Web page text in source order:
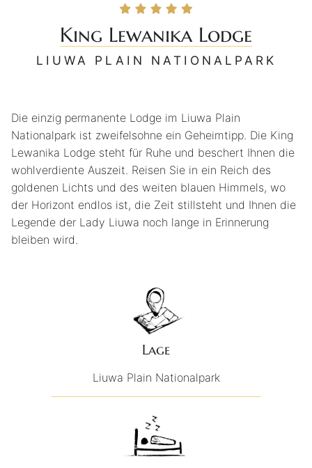
King Lewanika Lodge
LIUWA PLAIN NATIONALPARK
Die einzig permanente Lodge im Liuwa Plain
Nationalpark ist zweifelsohne ein Geheimtipp. Die King
Lewanika Lodge steht für Ruhe und beschert Ihnen die
wohlverdiente Auszeit. Reisen Sie in ein Reich des
goldenen Lichts und des weiten blauen Himmels, wo
der Horizont endlos ist, die Zeit stillsteht und Ihnen die
Legende der Lady Liuwa noch lange in Erinnerung
bleiben wird.
Lage
Liuwa Plain Nationalpark